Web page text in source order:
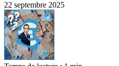
22 septembre 2025